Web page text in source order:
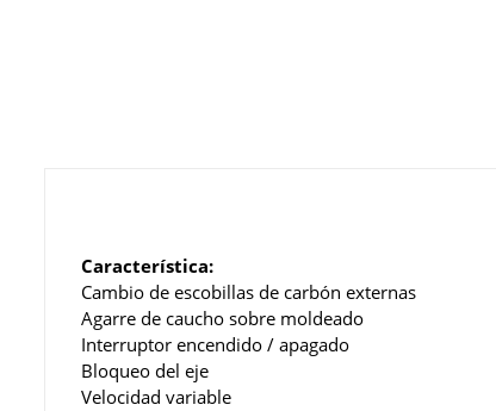
Característica:
Cambio de escobillas de carbón externas
Agarre de caucho sobre moldeado
Interruptor encendido / apagado
Bloqueo del eje
Velocidad variable